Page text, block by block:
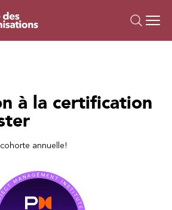
à la certification
annuelle!